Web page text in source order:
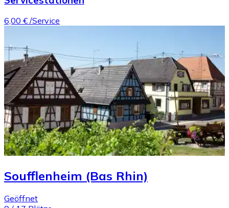
6,00 € /Service
Soufflenheim (Bas Rhin)
Geöffnet